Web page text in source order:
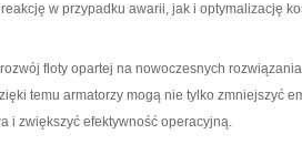
w przypadku awarii, jak i optymalizację
floty opartej na nowoczesnych
temu armatorzy mogą nie tylko zmniejszyć
i zwiększyć efektywność operacyjną.